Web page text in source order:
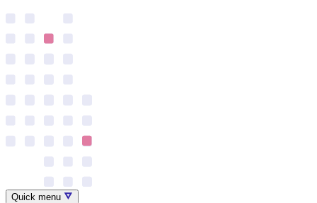
Quick menu